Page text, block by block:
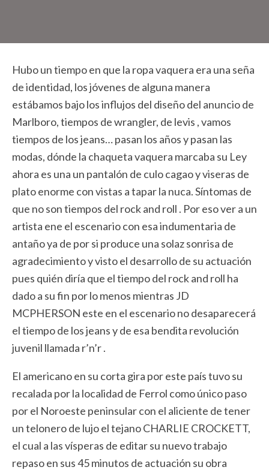
Hubo un tiempo en que la ropa vaquera era una seña
de identidad, los jóvenes de alguna manera
estábamos bajo los influjos del diseño del anuncio de
Marlboro, tiempos de wrangler, de levis , vamos
tiempos de los jeans… pasan los años y pasan las
modas, dónde la chaqueta vaquera marcaba su Ley
ahora es una un pantalón de culo cagao y viseras de
plato enorme con vistas a tapar la nuca. Síntomas de
que no son tiempos del rock and roll . Por eso ver a un
artista ene el escenario con esa indumentaria de
antaño ya de por si produce una solaz sonrisa de
agradecimiento y visto el desarrollo de su actuación
pues quién diría que el tiempo del rock and roll ha
dado a su fin por lo menos mientras JD
MCPHERSON este en el escenario no desaparecerá
el tiempo de los jeans y de esa bendita revolución
juvenil llamada r’n’r .
El americano en su corta gira por este país tuvo su
recalada por la localidad de Ferrol como único paso
por el Noroeste peninsular con el aliciente de tener
un telonero de lujo el tejano CHARLIE CROCKETT,
el cual a las vísperas de editar su nuevo trabajo
repaso en sus 45 minutos de actuación su obra